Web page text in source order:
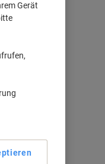
Gerät